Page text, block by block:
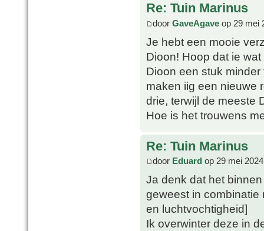
Re: Tuin Marinus
door GaveAgave op 29 mei
Je hebt een mooie
Dioon! Hoop dat ie
Dioon een stuk
maken iig een nieuwe
drie, terwijl de meeste
Hoe is het trouwens
Re: Tuin Marinus
door Eduard op 29 mei
Ja denk dat het
geweest in combinatie
en luchtvochtigheid]
Ik overwinter deze in